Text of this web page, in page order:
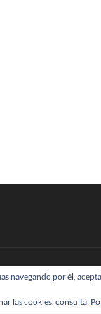
Freesia|WordPress| ©
navegando por él,
las cookies, consulta: